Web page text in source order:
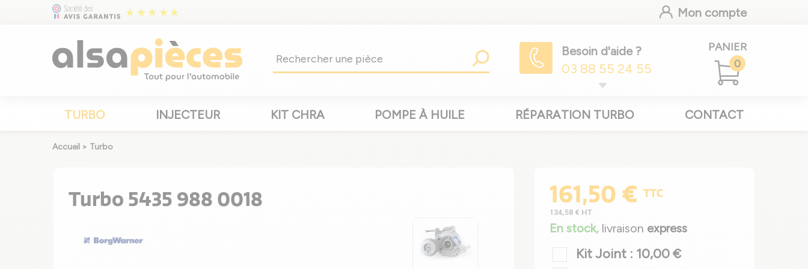
Mon compte
Besoin d'aide ?
03 88 55 24 55
PANIER
0
TURBO INJECTEUR KIT CHRA POMPE À HUILE RÉPARATION TURBO CONTACT
Accueil > Turbo
Turbo 5435 988 0018 161,50 € TTC
134,58 € HT
En stock, livraison express
Kit Joint : 10,00 €